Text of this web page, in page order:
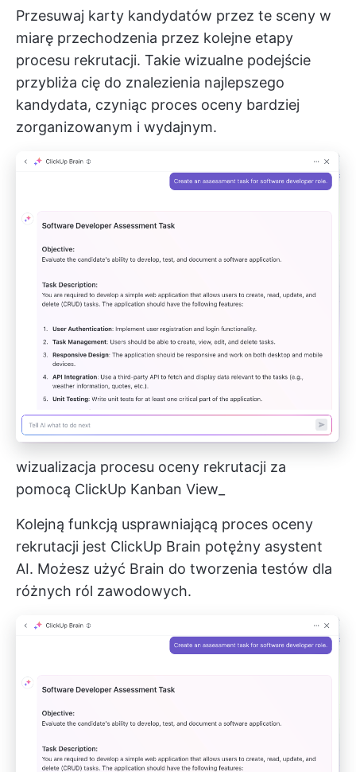
Przesuwaj karty kandydatów przez te sceny w
miarę przechodzenia przez kolejne etapy
procesu rekrutacji. Takie wizualne podejście
przybliża cię do znalezienia najlepszego
kandydata, czyniąc proces oceny bardziej
zorganizowanym i wydajnym.
wizualizacja procesu oceny rekrutacji za
pomocą ClickUp Kanban View_
Kolejną funkcją usprawniającą proces oceny
rekrutacji jest ClickUp Brain potężny asystent
AI. Możesz użyć Brain do tworzenia testów dla
różnych ról zawodowych.